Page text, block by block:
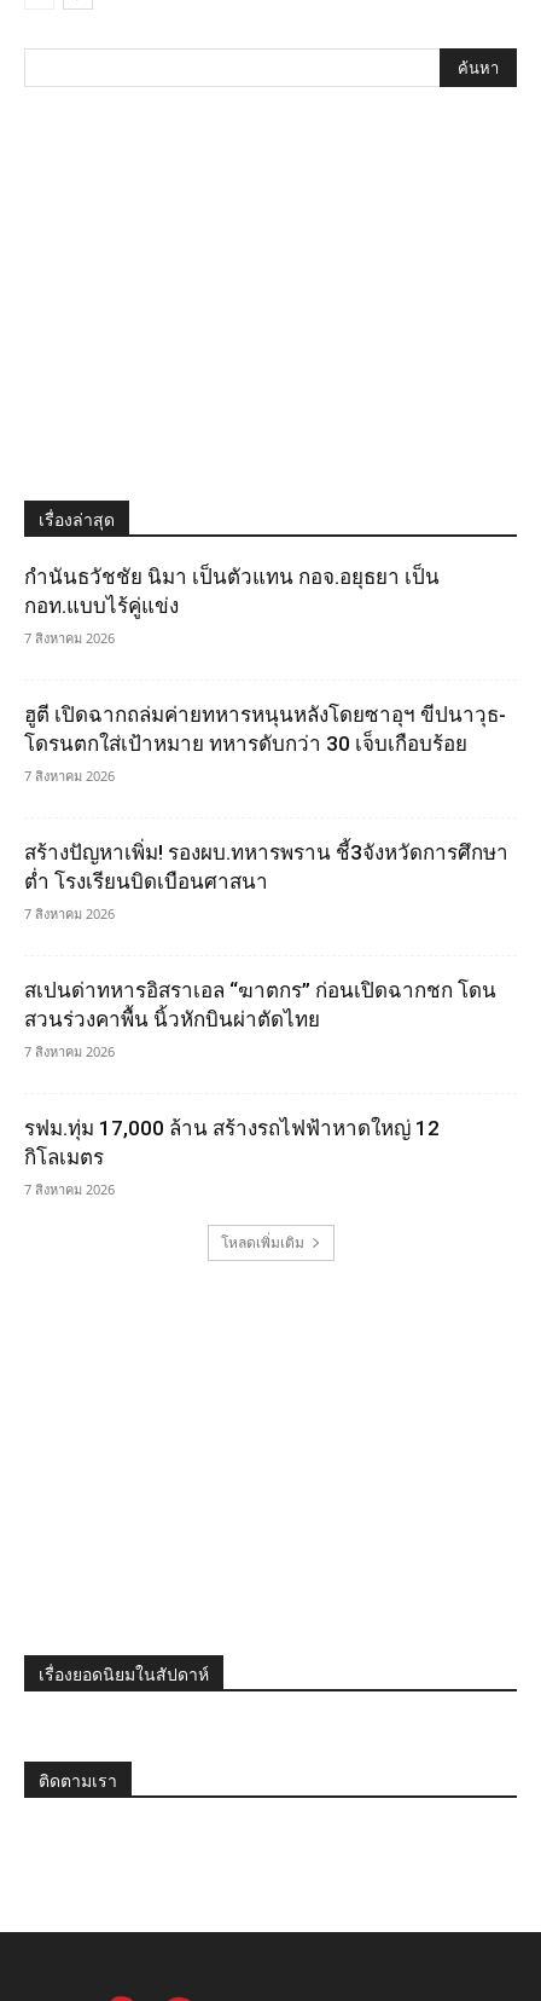
เรื่องล่าสุด
กำนันธวัชชัย นิมา เป็นตัวแทน กอจ.อยุธยา เป็น
กอท.แบบไร้คู่แข่ง
7 สิงหาคม 2026
ฮูตี เปิดฉากถล่มค่ายทหารหนุนหลังโดยซาอุฯ ขีปนาวุธ-
โดรนตกใส่เป้าหมาย ทหารดับกว่า 30 เจ็บเกือบร้อย
7 สิงหาคม 2026
สร้างปัญหาเพิ่ม! รองผบ.ทหารพราน ชี้3จังหวัดการศึกษา
ต่ำ โรงเรียนบิดเบือนศาสนา
7 สิงหาคม 2026
สเปนด่าทหารอิสราเอล “ฆาตกร” ก่อนเปิดฉากชก โดน
สวนร่วงคาพื้น นิ้วหักบินผ่าตัดไทย
7 สิงหาคม 2026
รฟม.ทุ่ม 17,000 ล้าน สร้างรถไฟฟ้าหาดใหญ่ 12
กิโลเมตร
7 สิงหาคม 2026
โหลดเพิ่มเติม
เรื่องยอดนิยมในสัปดาห์
ติดตามเรา